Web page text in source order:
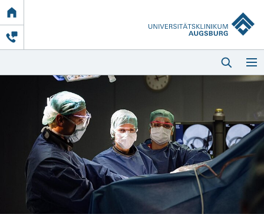
Link
zur
Startseite
Startseite
Kliniken & Einrichtungen